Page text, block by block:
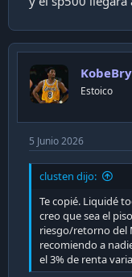
Estoico
5 Junio 2026
clusten dijo:
Te copié. Liquidé
creo que sea el
riesgo/retorno del
recomiendo a
el 3% de renta